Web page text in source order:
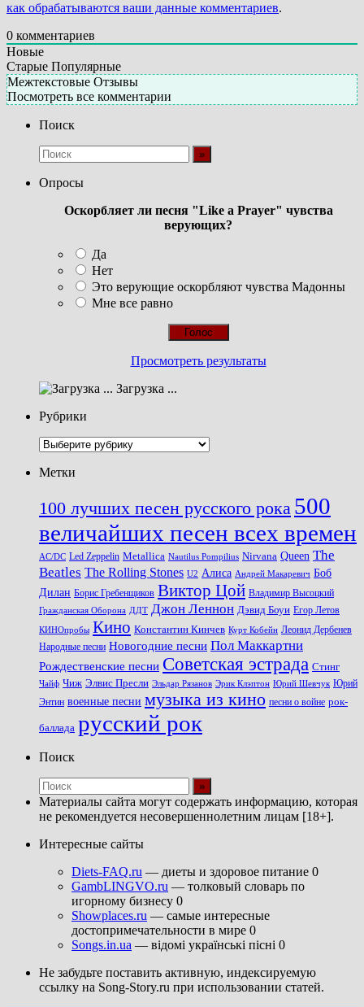
как обрабатываются ваши данные комментариев.
0 комментариев
Новые
Старые Популярные
Межтекстовые Отзывы
Посмотреть все комментарии
Поиск
Опросы
Оскорбляет ли песня "Like a Prayer" чувства
верующих?
Да
Нет
Это верующие оскорбляют чувства Мадонны
Мне все равно
Просмотреть результаты
Загрузка ...
Рубрики
Рубрики
Метки
100 лучших песен русского рока 500
величайших песен всех времен
AC/DC Led Zeppelin Metallica Nautilus Pompilius Nirvana Queen The
Beatles The Rolling Stones U2 Алиса Андрей Макаревич Боб
Дилан Борис Гребенщиков Виктор Цой Владимир Высоцкий
Гражданская Оборона ДДТ Джон Леннон Дэвид Боуи Егор Летов
КИНОпробы Кино Константин Кинчев Курт Кобейн Леонид Дербенев
Народные песни Новогодние песни Пол Маккартни
Рождественские песни Советская эстрада Стинг
Чайф Чиж Элвис Пресли Эльдар Рязанов Эрик Клэптон Юрий Шевчук Юрий
Энтин военные песни музыка из кино песни о войне рок-
баллада русский рок
Поиск
Материалы сайта могут содержать информацию, которая
не рекомендуется несовершеннолетним лицам [18+].
Интересные сайты
Diets-FAQ.ru — диеты и здоровое питание 0
GambLINGVO.ru — толковый словарь по
игорному бизнесу 0
Showplaces.ru — самые интересные
достопримечательности в мире 0
Songs.in.ua — відомі українські пісні 0
Не забудьте поставить активную, индексируемую
ссылку на Song-Story.ru при использовании статей.